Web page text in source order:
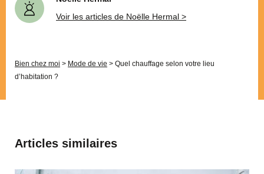
Voir les articles de Noëlle Hermal >
Bien chez moi > Mode de vie > Quel chauffage selon votre lieu
d’habitation ?
Articles similaires